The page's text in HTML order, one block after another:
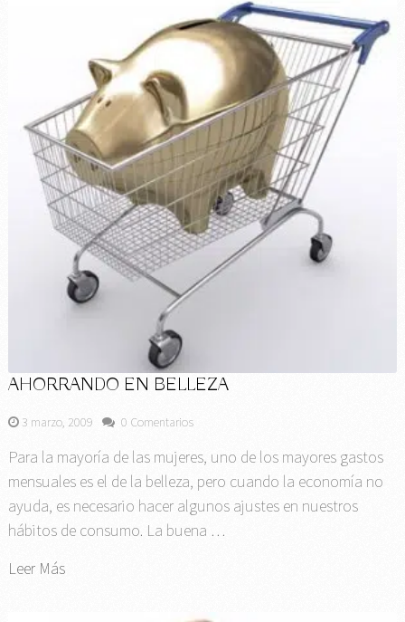
AHORRANDO EN BELLEZA
3 marzo, 2009 0 Comentarios
Para la mayoría de las mujeres, uno de los mayores gastos
mensuales es el de la belleza, pero cuando la economía no
ayuda, es necesario hacer algunos ajustes en nuestros
hábitos de consumo. La buena …
Leer Más